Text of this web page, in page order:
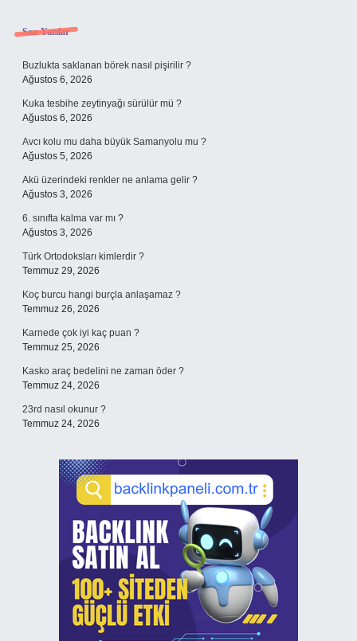
Sidebar
Son Yazılar
Buzlukta saklanan börek nasıl pişirilir ?
Ağustos 6, 2026
Kuka tesbihe zeytinyağı sürülür mü ?
Ağustos 6, 2026
Avcı kolu mu daha büyük Samanyolu mu ?
Ağustos 5, 2026
Akü üzerindeki renkler ne anlama gelir ?
Ağustos 3, 2026
6. sınıfta kalma var mı ?
Ağustos 3, 2026
Türk Ortodoksları kimlerdir ?
Temmuz 29, 2026
Koç burcu hangi burçla anlaşamaz ?
Temmuz 26, 2026
Karnede çok iyi kaç puan ?
Temmuz 25, 2026
Kasko araç bedelini ne zaman öder ?
Temmuz 24, 2026
23rd nasıl okunur ?
Temmuz 24, 2026